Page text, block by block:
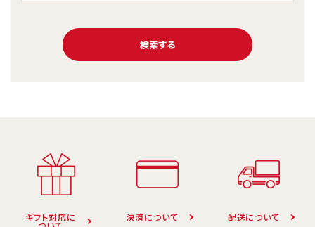
検索する
ギフト対応に 決済について 配送について